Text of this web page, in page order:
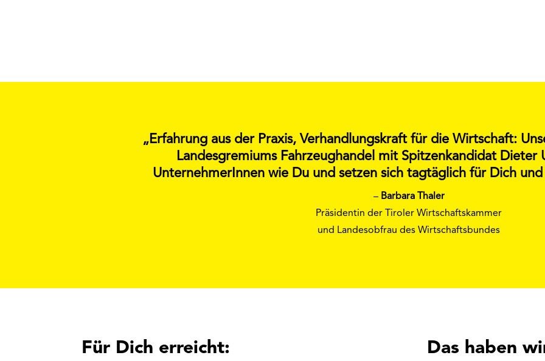
„Erfahrung aus der Praxis, Verhandlungskraft für die Wirtschaft:
Landesgremiums Fahrzeughandel mit Spitzenkandidat Dieter
UnternehmerInnen wie Du und setzen sich tagtäglich für Dich
– Barbara Thaler
Präsidentin der Tiroler Wirtschaftskammer
und Landesobfrau des Wirtschaftsbundes
Für Dich erreicht: Das haben